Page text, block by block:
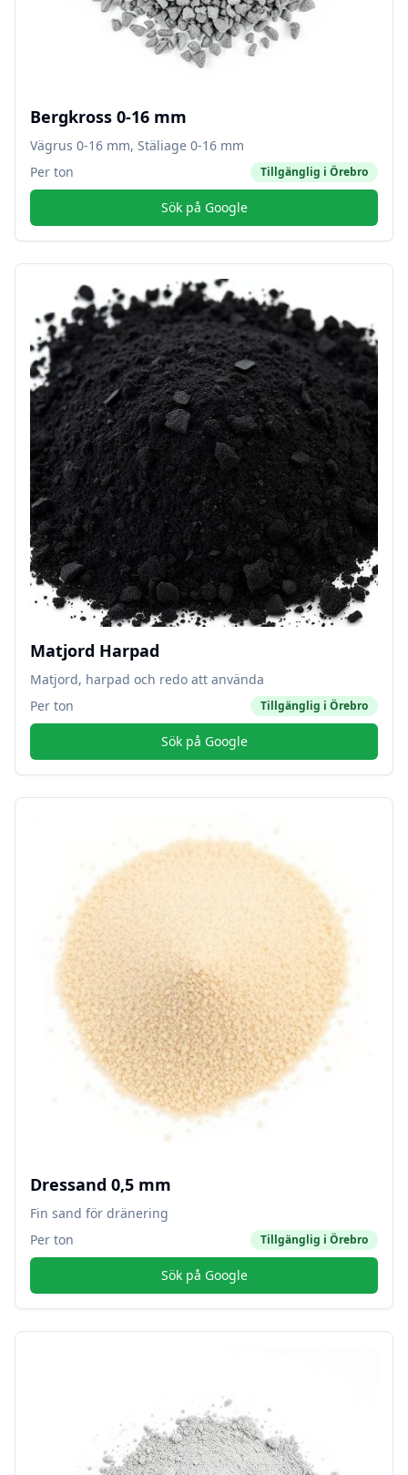
Bergkross 0-16 mm
Vägrus 0-16 mm, Stäliage 0-16 mm
Per ton
Tillgänglig i Örebro
Sök på Google
Matjord Harpad
Matjord, harpad och redo att använda
Per ton
Tillgänglig i Örebro
Sök på Google
Dressand 0,5 mm
Fin sand för dränering
Per ton
Tillgänglig i Örebro
Sök på Google